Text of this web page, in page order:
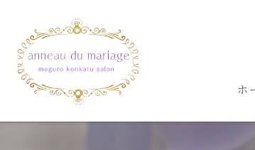
ホ